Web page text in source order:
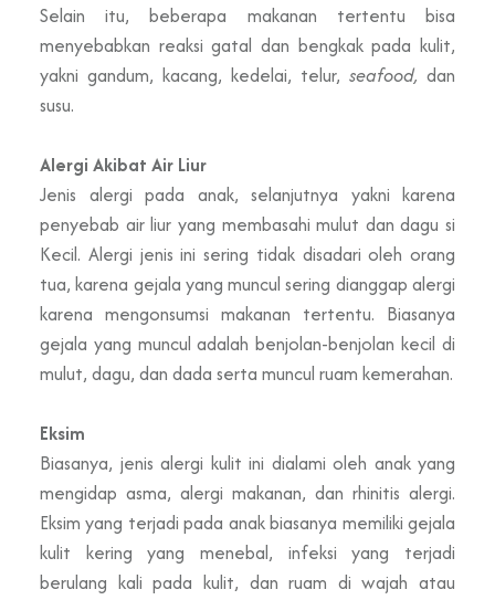
Selain itu, beberapa makanan tertentu bisa
menyebabkan reaksi gatal dan bengkak pada kulit,
yakni gandum, kacang, kedelai, telur, seafood, dan
susu.
Alergi Akibat Air Liur
Jenis alergi pada anak, selanjutnya yakni karena
penyebab air liur yang membasahi mulut dan dagu si
Kecil. Alergi jenis ini sering tidak disadari oleh orang
tua, karena gejala yang muncul sering dianggap alergi
karena mengonsumsi makanan tertentu. Biasanya
gejala yang muncul adalah benjolan-benjolan kecil di
mulut, dagu, dan dada serta muncul ruam kemerahan.
Eksim
Biasanya, jenis alergi kulit ini dialami oleh anak yang
mengidap asma, alergi makanan, dan rhinitis alergi.
Eksim yang terjadi pada anak biasanya memiliki gejala
kulit kering yang menebal, infeksi yang terjadi
berulang kali pada kulit, dan ruam di wajah atau